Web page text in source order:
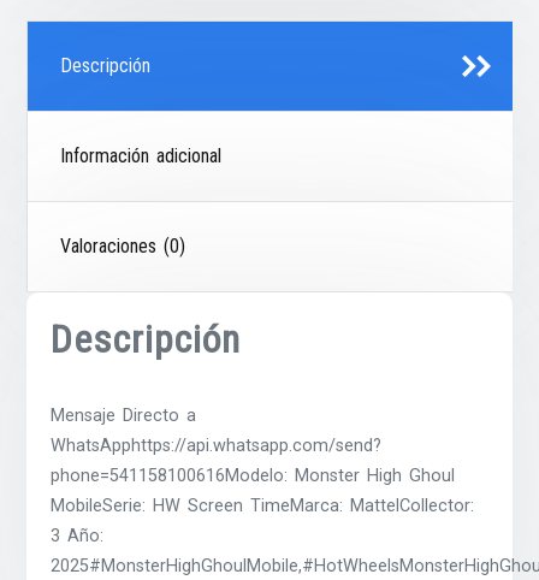
Descripción
Información adicional
Valoraciones (0)
Descripción
Mensaje Directo a
WhatsApphttps://api.whatsapp.com/send?
phone=541158100616Modelo: Monster High Ghoul
MobileSerie: HW Screen TimeMarca: MattelCollector:
3 Año: